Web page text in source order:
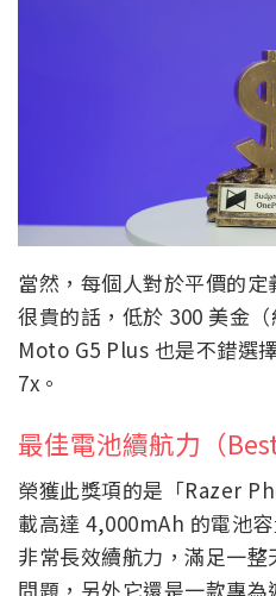
當然，每個人對於平價的
很貴的話，低於 300 美金
Moto G5 Plus 也是不錯選
7x。
最佳電池續航力（
榮獲此獎項的是「Razer
載高達 4,000mAh 的電池
非常長效續航力，滿足一
問題，另外它還是一款專